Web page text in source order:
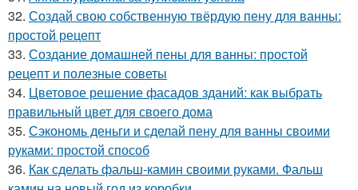
32. Создай свою собственную твёрдую пену для ванны:
простой рецепт
33. Создание домашней пены для ванны: простой
рецепт и полезные советы
34. Цветовое решение фасадов зданий: как выбрать
правильный цвет для своего дома
35. Сэкономь деньги и сделай пену для ванны своими
руками: простой способ
36. Как сделать фальш-камин своими руками. Фальш